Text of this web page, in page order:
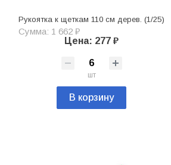
Рукоятка к щеткам 110 см дерев. (1/25)
Сумма: 1 662 ₽
Цена: 277 ₽
шт
В корзину